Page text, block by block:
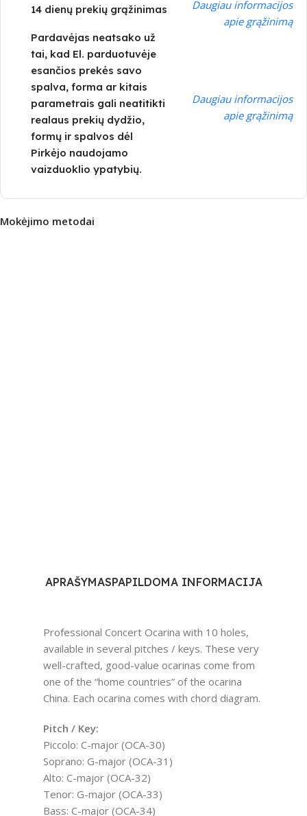
14 dienų prekių grąžinimas
Daugiau informacijos
apie grąžinimą
Pardavėjas neatsako už
tai, kad El. parduotuvėje
esančios prekės savo
spalva, forma ar kitais
parametrais gali neatitikti
realaus prekių dydžio,
formų ir spalvos dėl
Pirkėjo naudojamo
vaizduoklio ypatybių.
Daugiau informacijos
apie grąžinimą
Mokėjimo metodai
APRAŠYMASPAPILDOMA INFORMACIJA
Professional Concert Ocarina with 10 holes,
available in several pitches / keys. These very
well-crafted, good-value ocarinas come from
one of the “home countries” of the ocarina 
China. Each ocarina comes with chord diagram.
Pitch / Key:
Piccolo: C-major (OCA-30)
Soprano: G-major (OCA-31)
Alto: C-major (OCA-32)
Tenor: G-major (OCA-33)
Bass: C-major (OCA-34)